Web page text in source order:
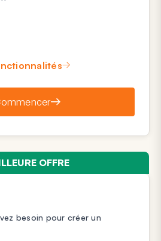
OFFRE
besoin pour créer un